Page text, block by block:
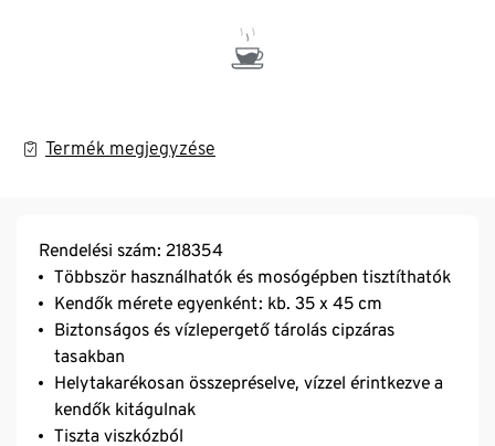
Termék megjegyzése
Rendelési szám: 218354
Többször használhatók és mosógépben tisztíthatók
Kendők mérete egyenként: kb. 35 x 45 cm
Biztonságos és vízlepergető tárolás cipzáras
tasakban
Helytakarékosan összepréselve, vízzel érintkezve a
kendők kitágulnak
Tiszta viszkózból